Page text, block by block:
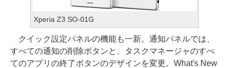
Xperia Z3 SO-01G
クイック設定パネルの機能も一新。通知パネルでは、
すべての通知の削除ボタンと、タスクマネージャのすべ
てのアプリの終了ボタンのデザインを変更。What's New